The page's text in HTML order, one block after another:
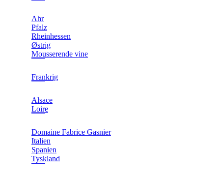
Ahr
Pfalz
Rheinhessen
Østrig
Mousserende vine
Frankrig
Alsace
Loire
Domaine Fabrice Gasnier
Italien
Spanien
Tyskland